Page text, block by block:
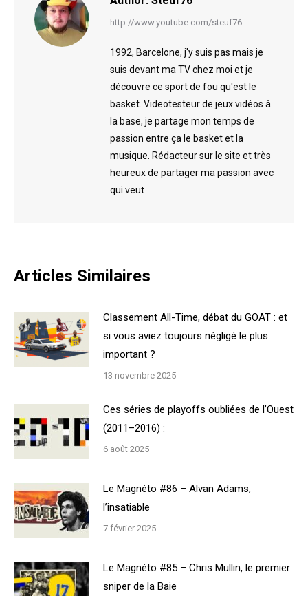
http://www.youtube.com/steuf76
1992, Barcelone, j'y suis pas mais je
suis devant ma TV chez moi et je
découvre ce sport de fou qu'est le
basket. Videotesteur de jeux vidéos à
la base, je partage mon temps de
passion entre ça le basket et la
musique. Rédacteur sur le site et très
heureux de partager ma passion avec
qui veut
Articles Similaires
Classement All-Time, débat du GOAT : et
si vous aviez toujours négligé le plus
important ?
13 novembre 2025
Ces séries de playoffs oubliées de l’Ouest
(2011–2016) :
6 août 2025
Le Magnéto #86 – Alvan Adams,
l’insatiable
7 février 2025
Le Magnéto #85 – Chris Mullin, le premier
sniper de la Baie